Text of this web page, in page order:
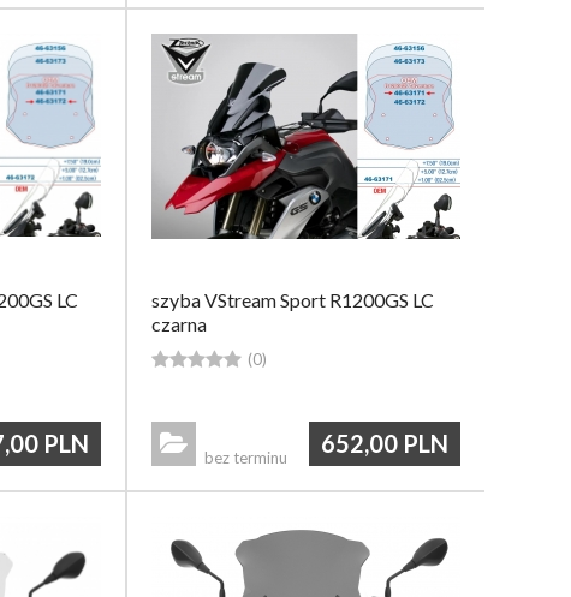
LC
PLN
szyba VStream Sport R1200GS LC
czarna
 (0)
652,00 PLN

bez terminu